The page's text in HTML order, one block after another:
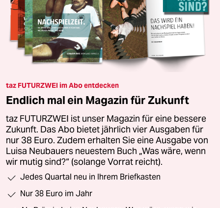
taz FUTURZWEI im Abo entdecken
Endlich mal ein Magazin für Zukunft
taz FUTURZWEI ist unser Magazin für eine bessere
Zukunft. Das Abo bietet jährlich vier Ausgaben für
nur 38 Euro. Zudem erhalten Sie eine Ausgabe von
Luisa Neubauers neuestem Buch „Was wäre, wenn
wir mutig sind?“ (solange Vorrat reicht).
Jedes Quartal neu in Ihrem Briefkasten
Nur 38 Euro im Jahr